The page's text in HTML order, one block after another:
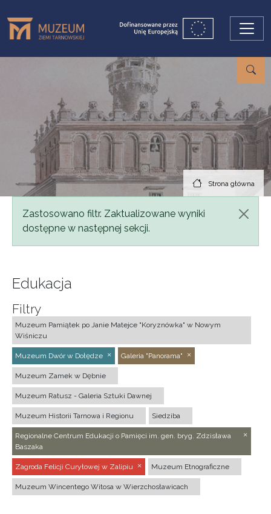
Strona główna
Komunikat
Zastosowano filtr. Zaktualizowane wyniki
dostępne w następnej sekcji.
Edukacja
Filtry
Muzeum Pamiątek po Janie Matejce "Koryznówka" w Nowym
Wiśniczu
Muzeum Dwór w Dołędze Galeria "Panorama"
Muzeum Zamek w Dębnie
Muzeum Ratusz - Galeria Sztuki Dawnej
Muzeum Historii Tarnowa i Regionu Siedziba
Regionalne Centrum Edukacji o Pamięci im. gen. bryg. Zdzisława
Baszaka
Zagroda Felicji Curyłowej w Zalipiu Muzeum Etnograficzne
Muzeum Wincentego Witosa w Wierzchosławicach